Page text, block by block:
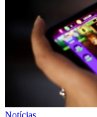
Notícias